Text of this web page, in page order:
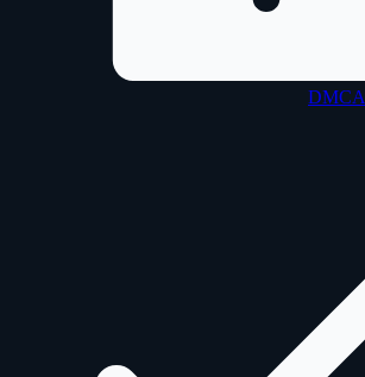
DMCA